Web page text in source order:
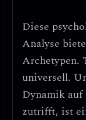
Diese
Analyse
Archetypen.
universell.
Dynamik
zutrifft, ist